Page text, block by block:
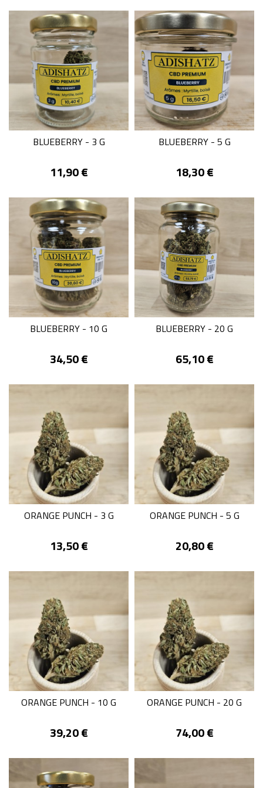
BLUEBERRY - 3 G
Prix
11,90 €
BLUEBERRY - 5 G
Prix
18,30 €
BLUEBERRY - 10 G
Prix
34,50 €
BLUEBERRY - 20 G
Prix
65,10 €
ORANGE PUNCH - 3 G
Prix
13,50 €
ORANGE PUNCH - 5 G
Prix
20,80 €
ORANGE PUNCH - 10 G
Prix
39,20 €
ORANGE PUNCH - 20 G
Prix
74,00 €